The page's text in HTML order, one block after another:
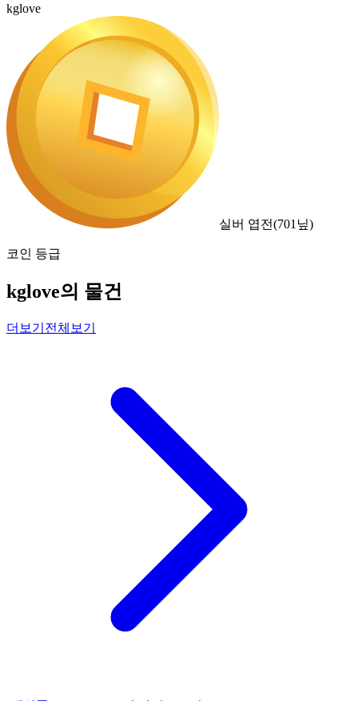
kglove
실버 엽전(701 닢)
코인 등급
kglove의 물건
더보기 전체보기